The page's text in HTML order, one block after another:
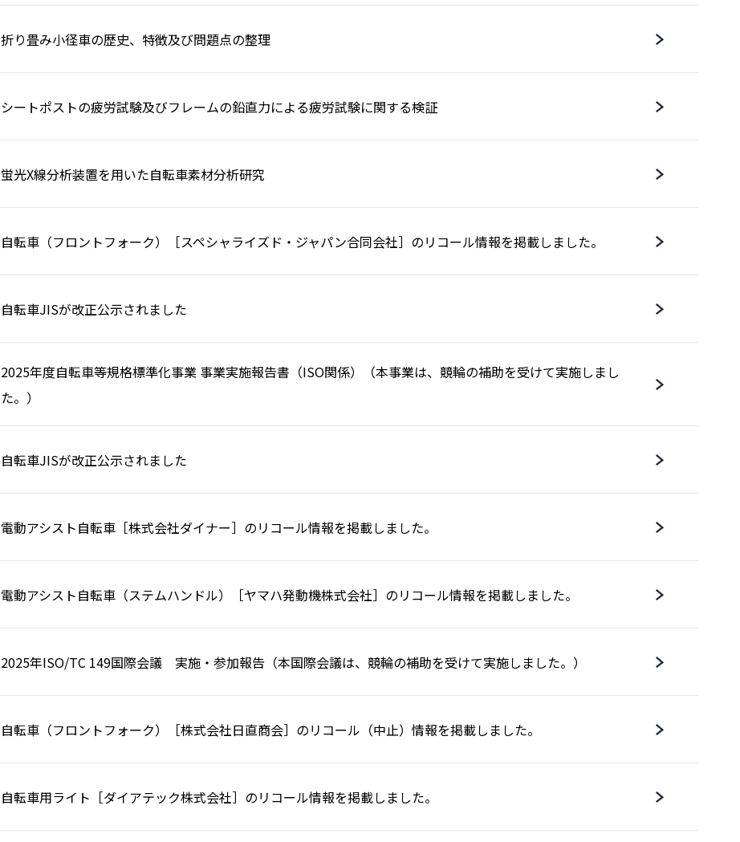
折り畳み小径車の歴史、特徴及び問題点の整理
シートポストの疲労試験及びフレームの鉛直力による疲労試験に関する検証
蛍光X線分析装置を用いた自転車素材分析研究
自転車（フロントフォーク）［スペシャライズド・ジャパン合同会社］のリコール情報を掲載しました。
自転車JISが改正公示されました
2025年度自転車等規格標準化事業 事業実施報告書（ISO関係）（本事業は、競輪の補助を受けて実施しまし
た。）
自転車JISが改正公示されました
電動アシスト自転車［株式会社ダイナー］のリコール情報を掲載しました。
電動アシスト自転車（ステムハンドル）［ヤマハ発動機株式会社］のリコール情報を掲載しました。
2025年ISO/TC 149国際会議 実施・参加報告（本国際会議は、競輪の補助を受けて実施しました。）
自転車（フロントフォーク）［株式会社日直商会］のリコール（中止）情報を掲載しました。
自転車用ライト［ダイアテック株式会社］のリコール情報を掲載しました。